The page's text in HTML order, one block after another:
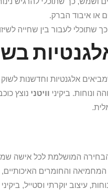
או איבוד הברק.
לעבור בין שחייה
אלגנטיות וחדשנות
ונוחות. ביקיני וויטני נוצץ
המושלמת לכל אישה
והחומרים
עיצוב יוקרתי וסטייל, ביקיני